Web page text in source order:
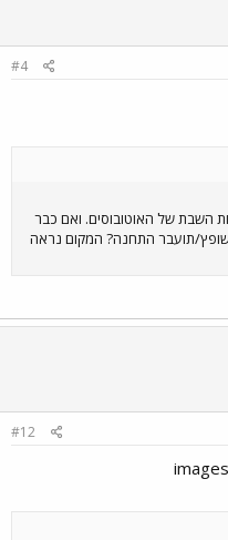
#4
השבת של האוטובוסים. ואם כבר
תועבר התחנה? המקום נראה
#12